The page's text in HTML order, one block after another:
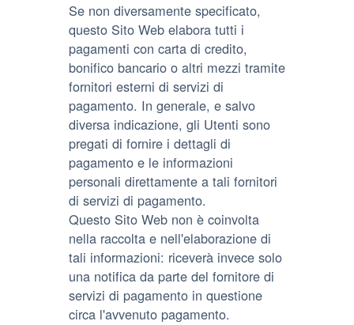
Se non diversamente specificato,
questo Sito Web elabora tutti i
pagamenti con carta di credito,
bonifico bancario o altri mezzi tramite
fornitori esterni di servizi di
pagamento. In generale, e salvo
diversa indicazione, gli Utenti sono
pregati di fornire i dettagli di
pagamento e le informazioni
personali direttamente a tali fornitori
di servizi di pagamento.
Questo Sito Web non è coinvolta
nella raccolta e nell'elaborazione di
tali informazioni: riceverà invece solo
una notifica da parte del fornitore di
servizi di pagamento in questione
circa l'avvenuto pagamento.